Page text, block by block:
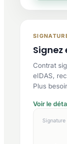
Contrat
eIDAS,
Plus
Voir le
Signature